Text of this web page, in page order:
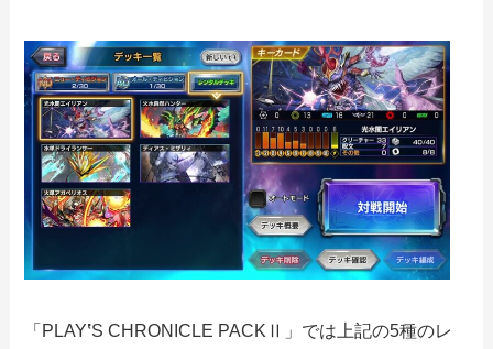
「PLAY‛S CHRONICLE PACKⅡ」では上記の5種のレ